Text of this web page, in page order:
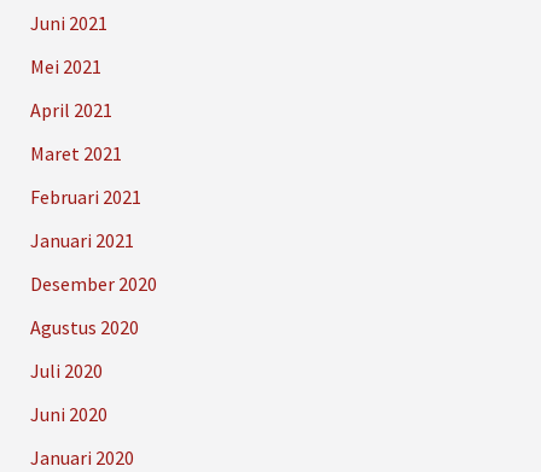
Juni 2021
Mei 2021
April 2021
Maret 2021
Februari 2021
Januari 2021
Desember 2020
Agustus 2020
Juli 2020
Juni 2020
Januari 2020